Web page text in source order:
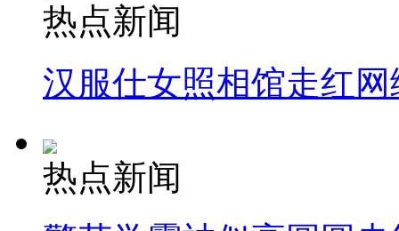
热点新闻
汉服仕女照相馆走红网
热点新闻